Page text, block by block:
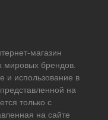
магазин
мировых брендов.
и использование в
на
только с
на сайте